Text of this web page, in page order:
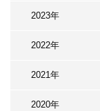
2023年
2022年
2021年
2020年